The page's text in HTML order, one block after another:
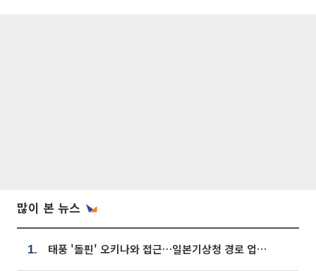
많이 본 뉴스
1. 태풍 '돌핀' 오키나와 접근…일본기상청 경로 업데이트